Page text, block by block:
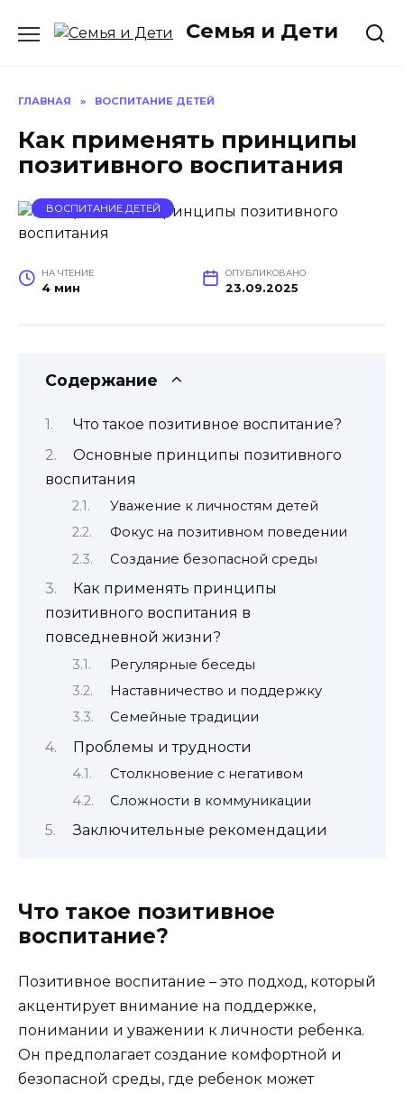
Семья и Дети
ГЛАВНАЯ » ВОСПИТАНИЕ ДЕТЕЙ
Как применять принципы
позитивного воспитания
ВОСПИТАНИЕ ДЕТЕЙ
НА ЧТЕНИЕ
4 мин
ОПУБЛИКОВАНО
23.09.2025
Содержание
Что такое позитивное воспитание?
Основные принципы позитивного
воспитания
Уважение к личностям детей
Фокус на позитивном поведении
Создание безопасной среды
Как применять принципы
позитивного воспитания в
повседневной жизни?
Регулярные беседы
Наставничество и поддержку
Семейные традиции
Проблемы и трудности
Столкновение с негативом
Сложности в коммуникации
Заключительные рекомендации
Что такое позитивное
воспитание?
Позитивное воспитание – это подход, который
акцентирует внимание на поддержке,
понимании и уважении к личности ребенка.
Он предполагает создание комфортной и
безопасной среды, где ребенок может